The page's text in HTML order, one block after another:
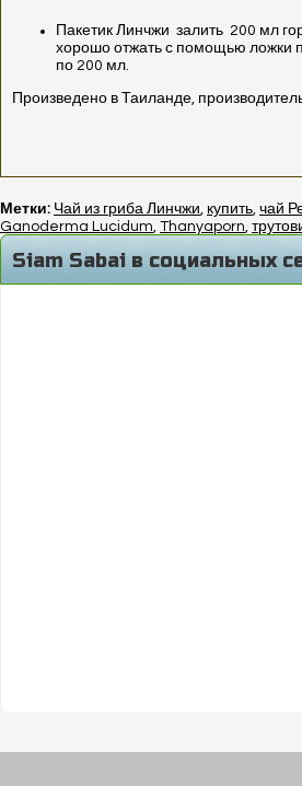
Пакетик Линчжи залить 200 мл
хорошо отжать с помощью ложки
по 200 мл.
Произведено в Таиланде,
Метки: Чай из гриба Линчжи, купить, чай
Ganoderma Lucidum, Thanyaporn,
Siam Sabai в социальных